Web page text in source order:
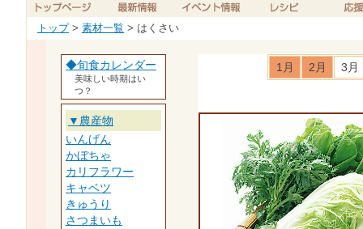
トップ> 素材一覧 > はくさい
1月 2月 3月
◆旬食カレンダー
美味しい時期はい
つ？
▼農産物
いんげん
かぼちゃ
カリフラワー
キャベツ
きゅうり
さつまいも